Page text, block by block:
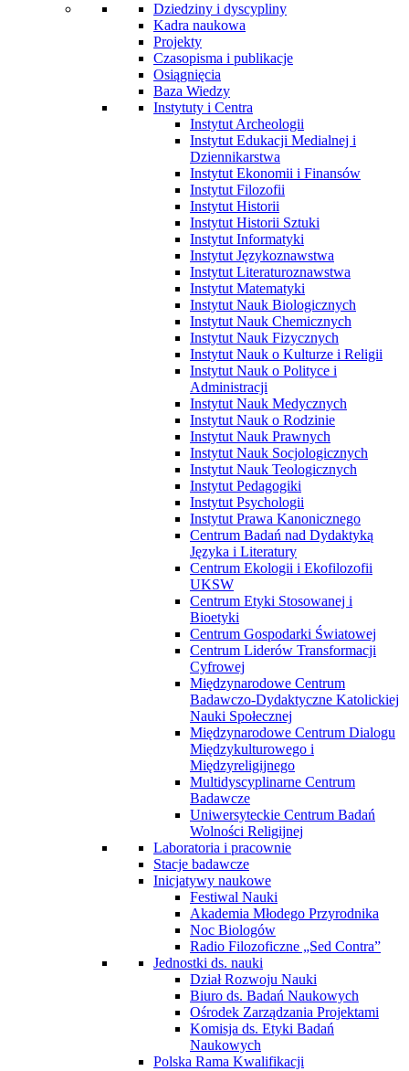
Dziedziny i dyscypliny
Kadra naukowa
Projekty
Czasopisma i publikacje
Osiągnięcia
Baza Wiedzy
Instytuty i Centra
Instytut Archeologii
Instytut Edukacji Medialnej i
Dziennikarstwa
Instytut Ekonomii i Finansów
Instytut Filozofii
Instytut Historii
Instytut Historii Sztuki
Instytut Informatyki
Instytut Językoznawstwa
Instytut Literaturoznawstwa
Instytut Matematyki
Instytut Nauk Biologicznych
Instytut Nauk Chemicznych
Instytut Nauk Fizycznych
Instytut Nauk o Kulturze i Religii
Instytut Nauk o Polityce i
Administracji
Instytut Nauk Medycznych
Instytut Nauk o Rodzinie
Instytut Nauk Prawnych
Instytut Nauk Socjologicznych
Instytut Nauk Teologicznych
Instytut Pedagogiki
Instytut Psychologii
Instytut Prawa Kanonicznego
Centrum Badań nad Dydaktyką
Języka i Literatury
Centrum Ekologii i Ekofilozofii
UKSW
Centrum Etyki Stosowanej i
Bioetyki
Centrum Gospodarki Światowej
Centrum Liderów Transformacji
Cyfrowej
Międzynarodowe Centrum
Badawczo-Dydaktyczne Katolickiej
Nauki Społecznej
Międzynarodowe Centrum Dialogu
Międzykulturowego i
Międzyreligijnego
Multidyscyplinarne Centrum
Badawcze
Uniwersyteckie Centrum Badań
Wolności Religijnej
Laboratoria i pracownie
Stacje badawcze
Inicjatywy naukowe
Festiwal Nauki
Akademia Młodego Przyrodnika
Noc Biologów
Radio Filozoficzne „Sed Contra”
Jednostki ds. nauki
Dział Rozwoju Nauki
Biuro ds. Badań Naukowych
Ośrodek Zarządzania Projektami
Komisja ds. Etyki Badań
Naukowych
Polska Rama Kwalifikacji